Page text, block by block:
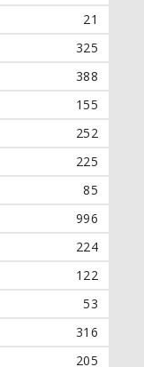
21
325
388
155
252
225
85
996
224
122
53
316
205